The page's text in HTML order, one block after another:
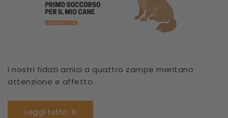
I nostri fidati amici a quattro zampe meritano
attenzione e affetto.
Leggi tutto